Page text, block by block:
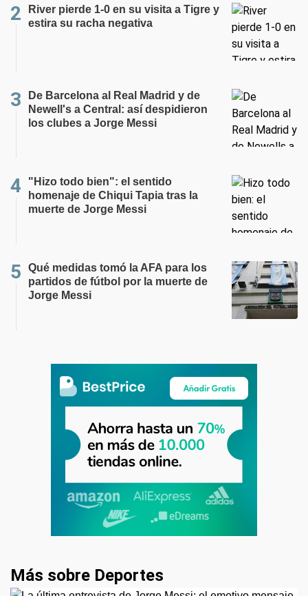
River pierde 1-0 en su visita a Tigre y
estira su racha negativa
De Barcelona al Real Madrid y de
Newell's a Central: así despidieron
los clubes a Jorge Messi
"Hizo todo bien": el sentido
homenaje de Chiqui Tapia tras la
muerte de Jorge Messi
Qué medidas tomó la AFA para los
partidos de fútbol por la muerte de
Jorge Messi
Más sobre Deportes